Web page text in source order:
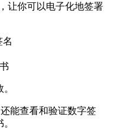
让你可以电子化地签署
名
能查看和验证数字签